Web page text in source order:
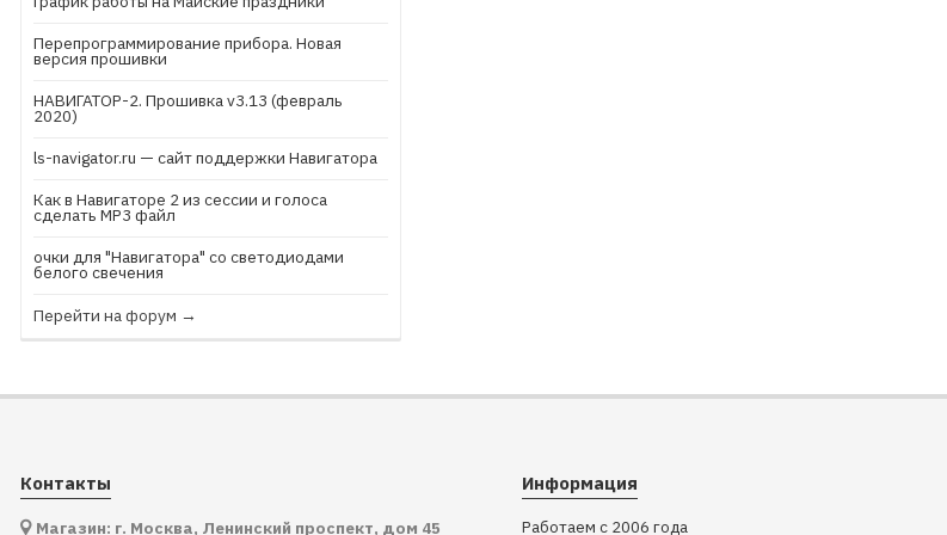
Перепрограммирование прибора. Новая
версия прошивки
НАВИГАТОР-2. Прошивка v3.13 (февраль
2020)
ls-navigator.ru — сайт поддержки Навигатора
Как в Навигаторе 2 из сессии и голоса
сделать МР3 файл
очки для "Навигатора" со светодиодами
белого свечения
Перейти на форум →
Контакты
Магазин: г. Москва, Ленинский проспект, дом 45
Информация
Работаем с 2006 года